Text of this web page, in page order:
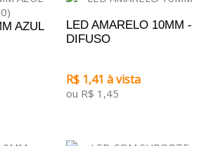
AZUL
LED AMARELO 10MM -
DIFUSO
R$ 1,41 à vista
ou R$ 1,45